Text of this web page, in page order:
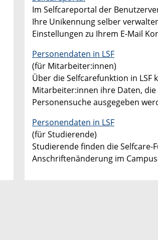
Im Selfcareportal der
Ihre Unikennung selber
Einstellungen zu Ihrem E-Mail
Personendaten in LSF
(für Mitarbeiter:innen)
Über die Selfcarefunktion in LSF
Mitarbeiter:innen ihre Daten,
Personensuche ausgegeben
Personendaten in LSF
(für Studierende)
Studierende finden die Selfcare-
Anschriftenänderung im